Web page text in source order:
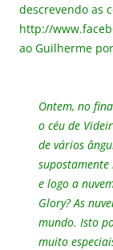
descrevendo as
http://
ao Guilherme
Ontem, no
o céu de
de vários
e logo a
Glory? As
mundo. Isto
muito